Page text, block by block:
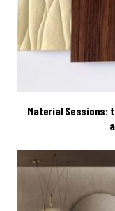
Material Sessions: